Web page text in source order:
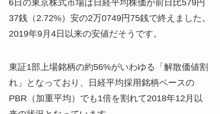
6日の東京株式市場は日経平均株価が前日比579円
37銭（2.72%）安の2万0749円75銭で終えました。
2019年9月4日以来の安値だそうです。
東証1部上場銘柄の約56%がいわゆる「解散価値割
れ」となっており、日経平均採用銘柄ベースの
PBR（加重平均）でも1倍を割れて2018年12月以